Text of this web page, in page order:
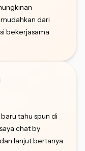
dari
bekerjasama
tahu spun di
chat by
lanjut bertanya